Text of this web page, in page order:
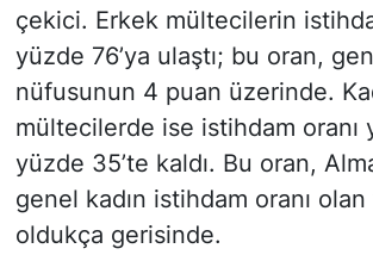
çekici. Erkek mültecilerin
yüzde 76’ya ulaştı; bu oran,
nüfusunun 4 puan üzerinde.
mültecilerde ise istihdam oranı
yüzde 35’te kaldı. Bu oran,
genel kadın istihdam oranı olan
oldukça gerisinde.